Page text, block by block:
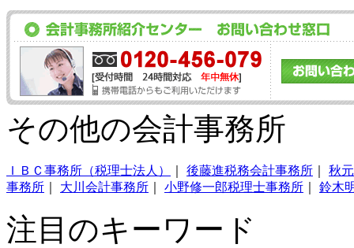
その他の会計事務所
ＩＢＣ事務所（税理士法人） 後藤進税務会計事務所
秋
事務所
大川会計事務所 小野修一郎税理士事務所 鈴木
注目のキーワード